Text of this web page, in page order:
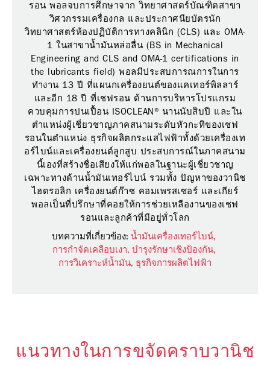
รอน พอลจบการศึกษาจาก วิทยาศาสตร์บัณฑิตสาขา
วิศวกรรมเครื่องกล และประกาศนียบัตรนัก
วิทยาศาสตร์ห้องปฏิบัติการทางคลินิก (CLS) และ OMA-
1 ในสาขาน้ำมันหล่อลื่น (BS in Mechanical
Engineering and CLS and OMA-1 certifications in
the lubricants field) พอลมีประสบการณการในการ
ทำงาน 13 ปี ที่แผนกเครื่องยนต์ของแคเทอร์พิลลาร์
และอีก 18 ปี ที่เชฟรอน ด้านการบริหารโปรแกรม
ควบคุมการปนเปื้อน ISOCLEAN® นานนับสิบปี และใน
ตำแหน่งผู้เชี่ยวชาญภาคสนามระดับหัวกะทิของเชฟ
รอนในตำแหน่ง ธุรกิจผลิตกระแสไฟฟ้าทั้งด้วยเครื่องเท
อร์ไบน์และเครื่องยนต์ลูกสูบ ประสบการณ์ในภาคสนาม
นี้เองที่สร้างชื่อเสียงให้แก่พอลในฐานะผู้เชี่ยวชาญ
เฉพาะทางด้านน้ำมันเทอร์ไบน์ รวมทั้ง ปัญหาของวานิช
ไฮดรอลิก เครื่องยนต์ก๊าซ คอมเพรสเซอร์ และเกียร์
พอลเป็นที่ปรึกษาที่คอยให้การช่วยเหลืองานของเชฟ
รอนและลูกค้าที่มีอยู่ทั่วโลก
บทความที่เกี่ยวข้อง: น้ำมันเครื่องเทอร์ไบน์,
การกำจัดเคลือบเงา, บำรุงรักษาเชิงป้องกัน,
การวิเคราะห์น้ำมัน, ธุรกิจการผลิตไฟฟ้า
แนวทางในการขจัดคราบวานิช